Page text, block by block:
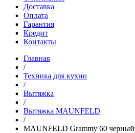
Доставка
Оплата
Гарантия
Кредит
Контакты
Главная
/
Техника для кухни
/
Вытяжка
/
Вытяжка MAUNFELD
/
MAUNFELD Grammy 60